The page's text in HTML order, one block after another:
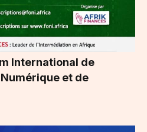
International de
et de